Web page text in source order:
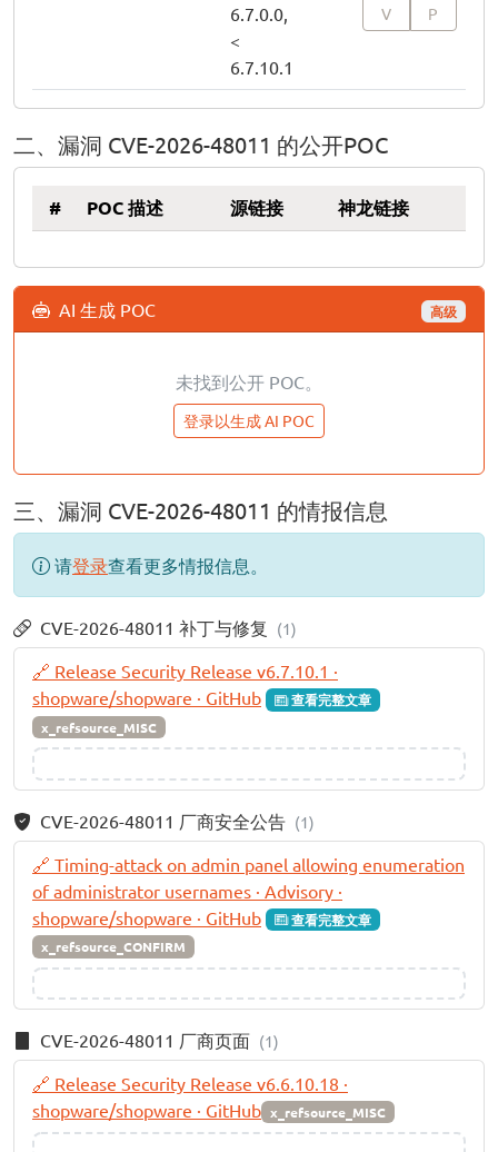
6.7.0.0,
<
6.7.10.1
V P
二、漏洞 CVE-2026-48011 的公开POC
# POC 描述 源链接 神龙链接
AI 生成 POC 高级
未找到公开 POC。
登录以生成 AI POC
三、漏洞 CVE-2026-48011 的情报信息
请登录查看更多情报信息。
CVE-2026-48011 补丁与修复 (1)
🔗 Release Security Release v6.7.10.1 ·
shopware/shopware · GitHub
查看完整文章
x_refsource_MISC
CVE-2026-48011 厂商安全公告 (1)
🔗 Timing-attack on admin panel allowing enumeration
of administrator usernames · Advisory ·
shopware/shopware · GitHub
查看完整文章
x_refsource_CONFIRM
CVE-2026-48011 厂商页面 (1)
🔗 Release Security Release v6.6.10.18 ·
shopware/shopware · GitHub x_refsource_MISC